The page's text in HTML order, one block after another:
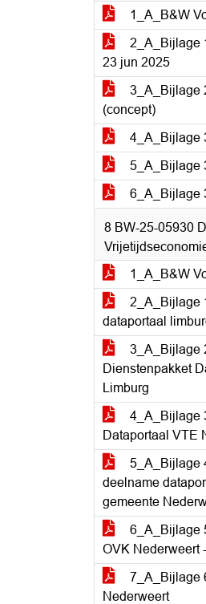
1_A_B&W
2_A_Bijlage
23 jun 2025
3_A_Bijlage
(concept)
4_A_Bijlage
5_A_Bijlage
6_A_Bijlage
8 BW-25-05930
1_A_B&W
2_A_Bijlage
dataportaal
3_A_Bijlage
Dienstenpakket
Limburg
4_A_Bijlage
Dataportaal VTE
5_A_Bijlage
deelname
gemeente
6_A_Bijlage
OVK Nederweert -
7_A_Bijlage
Nederweert